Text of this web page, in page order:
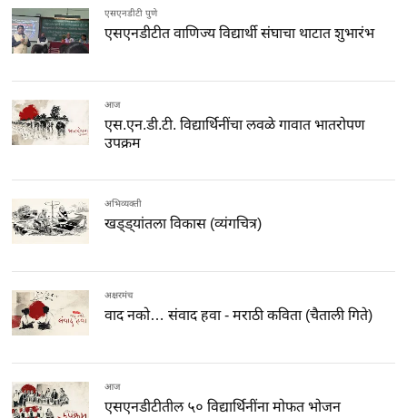
एसएनडीटी पुणे
एसएनडीटीत वाणिज्य विद्यार्थी संघाचा थाटात शुभारंभ
आज
एस.एन.डी.टी. विद्यार्थिनींचा लवळे गावात भातरोपण
उपक्रम
अभिव्यक्ती
खड्ड्यांतला विकास (व्यंगचित्र)
अक्षरमंच
वाद नको… संवाद हवा - मराठी कविता (चैताली गिते)
आज
एसएनडीटीतील ५० विद्यार्थिनींना मोफत भोजन